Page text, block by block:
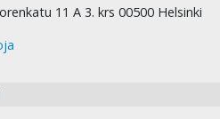
11 A 3. krs 00500 Helsinki